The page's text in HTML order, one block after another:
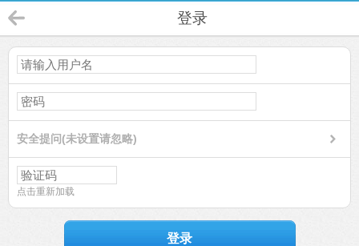
登录
安全提问(未设置请忽略)
点击重新加载
登录